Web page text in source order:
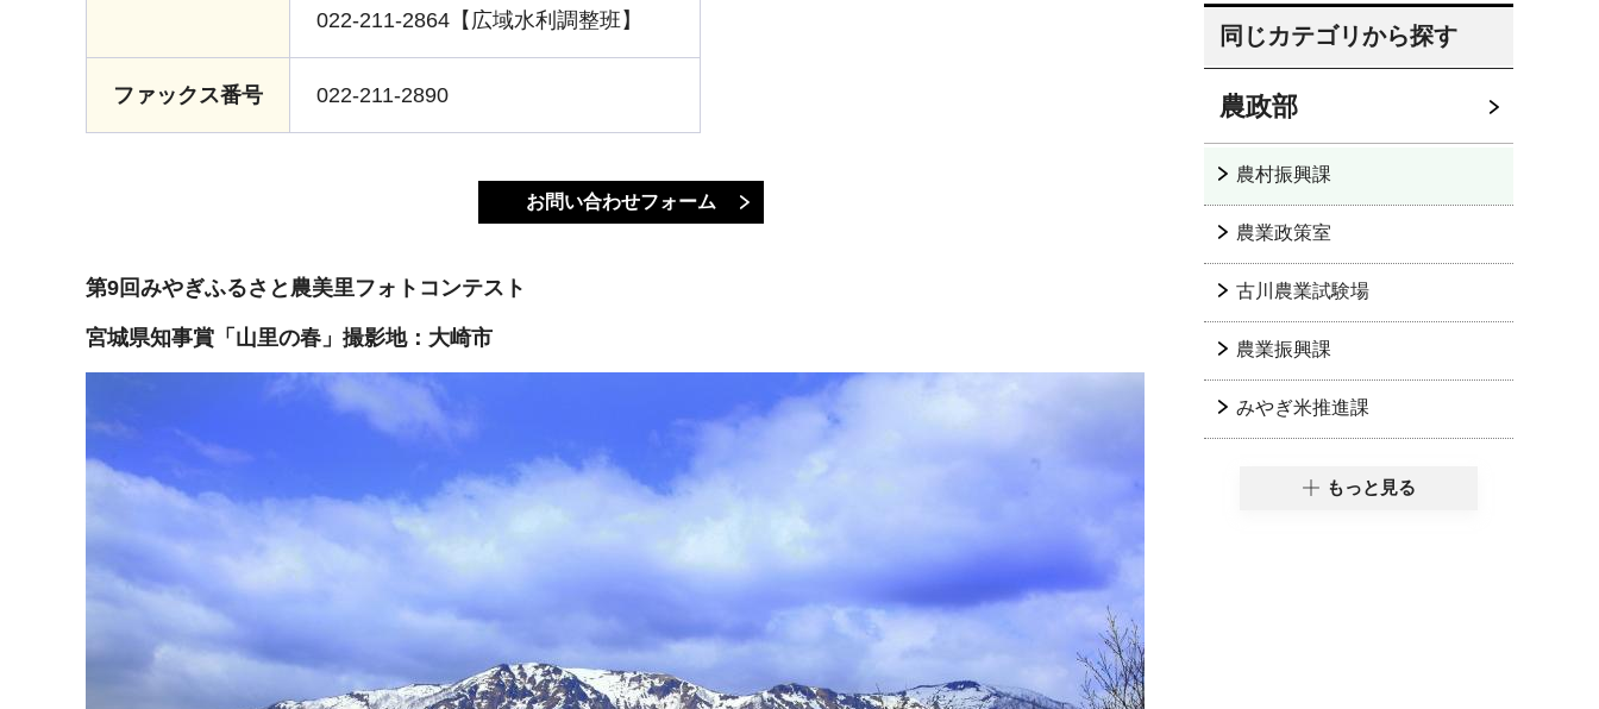
022-211-2864【広域水利調整班】
ファックス番号 022-211-2890
第9回みやぎふるさと農美里フォトコンテスト
宮城県知事賞「山里の春」撮影地：大崎市
同じカテゴリから探す
農政部
農村振興課
農業政策室
古川農業試験場
農業振興課
みやぎ米推進課
もっと見る